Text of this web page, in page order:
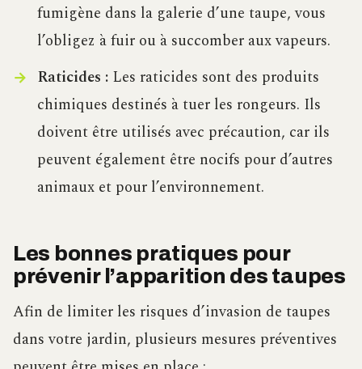
fumigène dans la galerie d’une taupe, vous
l’obligez à fuir ou à succomber aux vapeurs.
Raticides :Les raticides sont des produits
chimiques destinés à tuer les rongeurs. Ils
doivent être utilisés avec précaution, car ils
peuvent également être nocifs pour d’autres
animaux et pour l’environnement.
Les bonnes pratiques pour
prévenir l’apparition des taupes
Afin de limiter les risques d’invasion de taupes
dans votre jardin, plusieurs mesures préventives